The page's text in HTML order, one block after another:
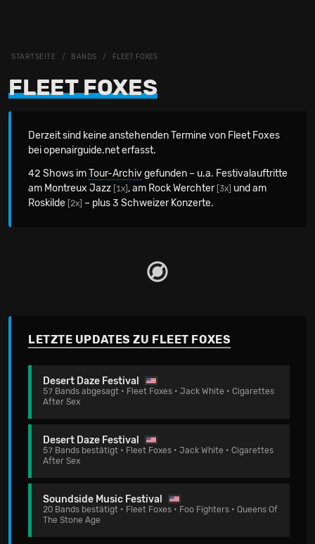
STARTSEITE BANDS FLEET FOXES
FLEET FOXES
Derzeit sind keine anstehenden Termine von Fleet Foxes
bei openairguide.net erfasst.
42 Shows imTour-Archivgefunden – u.a. Festivalauftritte
am Montreux Jazz [1x] , am Rock Werchter [3x] und am
Roskilde [2x] – plus 3 Schweizer Konzerte.
LETZTE UPDATES ZU FLEET FOXES
Desert Daze Festival
57 Bands abgesagt • Fleet Foxes • Jack White • Cigarettes
After Sex
Desert Daze Festival
57 Bands bestätigt • Fleet Foxes • Jack White • Cigarettes
After Sex
Soundside Music Festival
20 Bands bestätigt • Fleet Foxes • Foo Fighters • Queens Of
The Stone Age